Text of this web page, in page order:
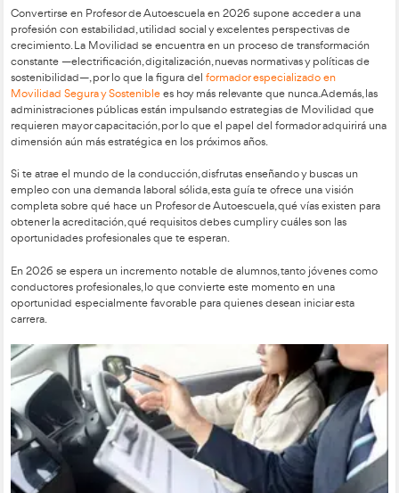
La importancia de
en profesor de
Convertirse en Profesor de Autoescuela en 2026 supone
profesión con estabilidad, utilidad social y excelentes
crecimiento. La Movilidad se encuentra en un proceso de
constante —electrificación, digitalización, nuevas normativas
Movilidad Segura y Sosteniblees hoy más relevante que
administraciones públicas están impulsando estrategias de
requieren mayor capacitación, por lo que el papel del
Si te atrae el mundo de la conducción, disfrutas enseñando y
empleo con una demanda laboral sólida, esta guía te ofrece
completa sobre qué hace un Profesor de Autoescuela, qué
obtener la acreditación, qué requisitos debes cumplir y
oportunidades profesionales que te esperan.